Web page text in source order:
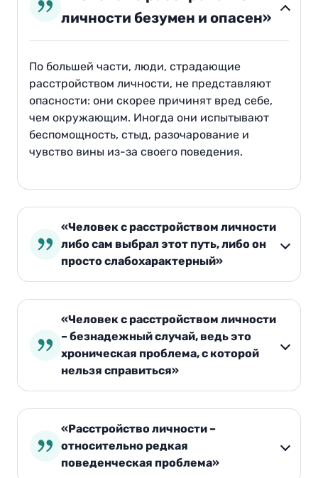
личности безумен и опасен»
По большей части, люди, страдающие
расстройством личности, не представляют
опасности: они скорее причинят вред себе,
чем окружающим. Иногда они испытывают
беспомощность, стыд, разочарование и
чувство вины из-за своего поведения.
«Человек с расстройством личности
либо сам выбрал этот путь, либо он
просто слабохарактерный»
«Человек с расстройством личности
– безнадежный случай, ведь это
хроническая проблема, с которой
нельзя справиться»
«Расстройство личности –
относительно редкая
поведенческая проблема»